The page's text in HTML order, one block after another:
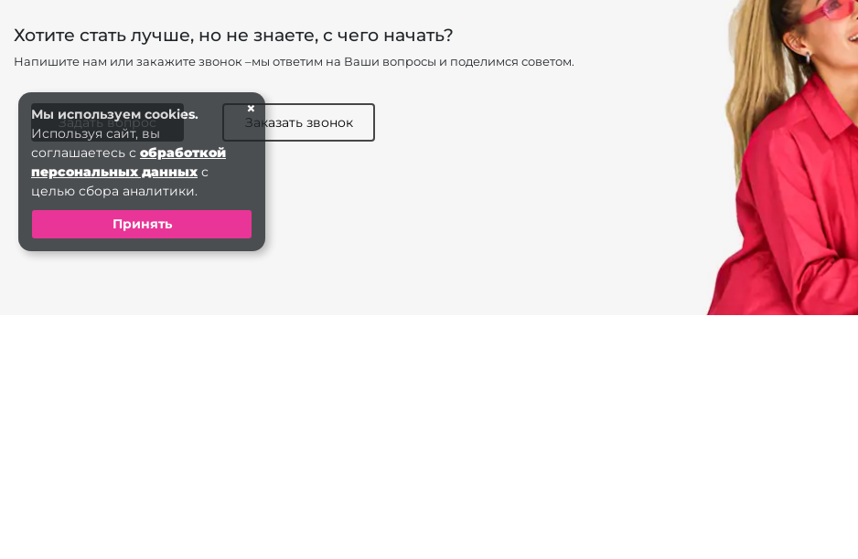
Хотите стать лучше, но не знаете, с чего начать?
Напишите нам или закажите звонок –мы ответим на Ваши вопросы и поделимся советом.
Задать вопрос Заказать звонок
×
Мы используем cookies.
Используя сайт, вы
соглашаетесь с обработкой
персональных данных с
целью сбора аналитики.
Принять